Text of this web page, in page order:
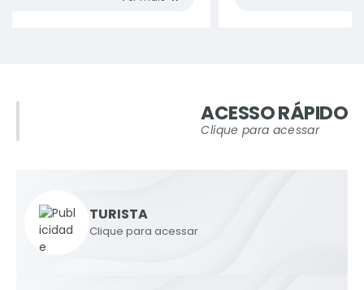
ACESSO RÁPIDO
Clique para acessar
TURISTA
Clique para acessar